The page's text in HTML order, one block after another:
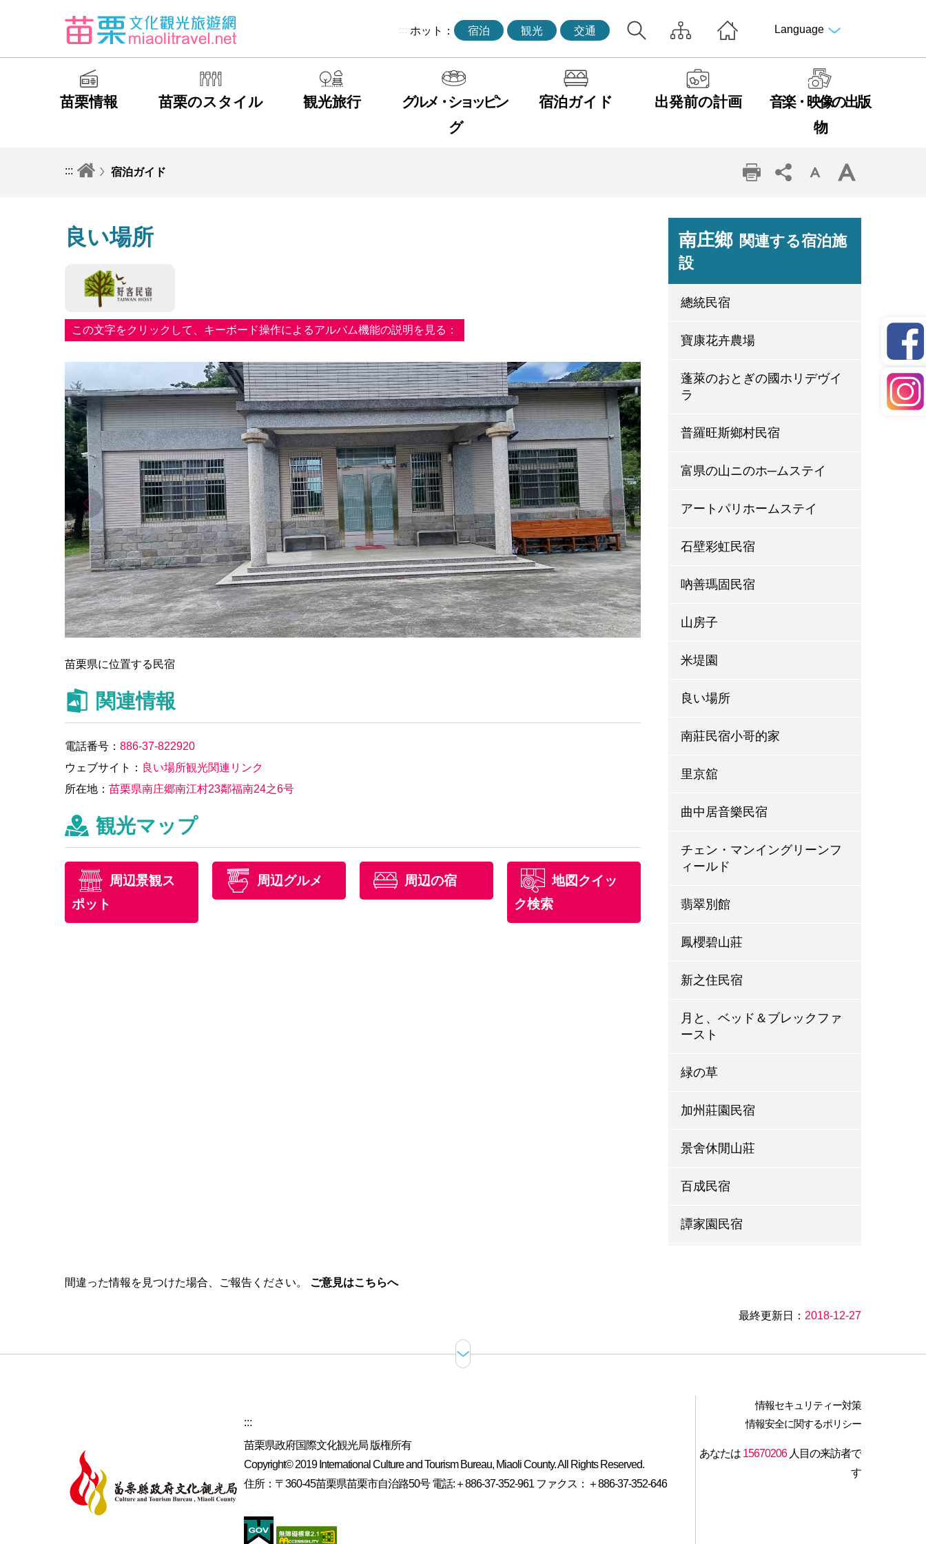
::: ホット： 宿泊 観光 交通 Language
苗栗情報 苗栗のスタイル 観光旅行
グルメ・ショッピン
グ
宿泊ガイド 出発前の計画
音楽・映像の出版
物
::: 宿泊ガイド
良い場所
この文字をクリックして、キーボード操作によるアルバム機能の説明を見る：
苗栗県に位置する民宿
関連情報
電話番号：886-37-822920
ウェブサイト： 良い場所観光関連リンク
所在地：苗栗県南庄郷南江村23鄰福南24之6号
観光マップ
周辺景観ス
ポット
周辺グルメ 周辺の宿
地図クイッ
ク検索
南庄鄉 関連する宿泊施
設
總統民宿
寶康花卉農場
蓬萊のおとぎの國ホリデヴイ
ラ
普羅旺斯鄉村民宿
富県の山ニのホ─ムステイ
アートパリホームステイ
石壁彩虹民宿
吶善瑪固民宿
山房子
米堤園
良い場所
南莊民宿小哥的家
里京舘
曲中居音樂民宿
チェン・マンイングリーンフ
ィールド
翡翠別館
鳳櫻碧山莊
新之住民宿
月と、ベッド＆ブレックファ
ースト
緑の草
加州莊園民宿
景舍休閒山莊
百成民宿
譚家園民宿
桂築林の花や木のある庭の民
間違った情報を見つけた場合、ご報告ください。 ご意見はこちらへ
最終更新日： 2018-12-27
:::
苗栗県政府国際文化観光局 版権所有
Copyright© 2019 International Culture and Tourism Bureau, Miaoli County. All Rights Reserved.
住所：〒360-45苗栗県苗栗市自治路50号 電話:＋886-37-352-961 ファクス：＋886-37-352-646
情報セキュリティー対策
情報安全に関するポリシー
あなたは 15670206人目の来訪者で
す